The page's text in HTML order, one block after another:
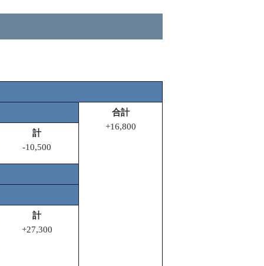
合計
+16,800
計
-10,500
計
+27,300